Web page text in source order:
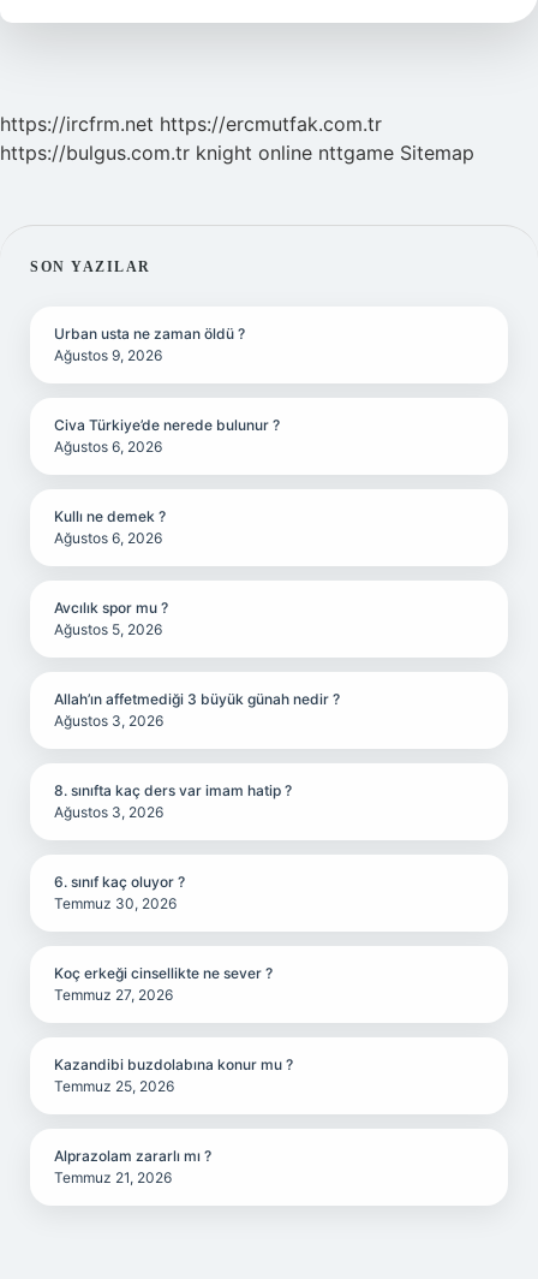
https://ircfrm.net https://ercmutfak.com.tr
https://bulgus.com.tr knight online nttgame Sitemap
SIDEBAR
SON YAZILAR
Urban usta ne zaman öldü ?
Ağustos 9, 2026
Civa Türkiye’de nerede bulunur ?
Ağustos 6, 2026
Kullı ne demek ?
Ağustos 6, 2026
Avcılık spor mu ?
Ağustos 5, 2026
Allah’ın affetmediği 3 büyük günah nedir ?
Ağustos 3, 2026
8. sınıfta kaç ders var imam hatip ?
Ağustos 3, 2026
6. sınıf kaç oluyor ?
Temmuz 30, 2026
Koç erkeği cinsellikte ne sever ?
Temmuz 27, 2026
Kazandibi buzdolabına konur mu ?
Temmuz 25, 2026
Alprazolam zararlı mı ?
Temmuz 21, 2026